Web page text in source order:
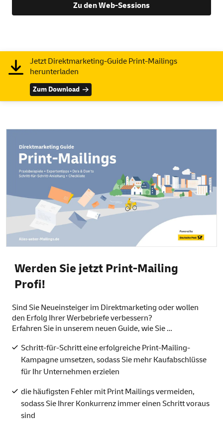
Zu den Web-Sessions
Jetzt Direktmarketing-Guide Print-Mailings
herunterladen
Zum Download
Werden Sie jetztPrint-Mailing
Profi!
Sind Sie Neueinsteiger im Direktmarketing oder wollen
den Erfolg Ihrer Werbebriefe verbessern?
Erfahren Sie in unserem neuen Guide, wie Sie …
Schritt-für-Schritt eine erfolgreiche Print-Mailing-
Kampagne umsetzen, sodass Sie mehr Kaufabschlüsse
für Ihr Unternehmen erzielen
die häufigsten Fehler mit Print Mailings vermeiden,
sodass Sie Ihrer Konkurrenz immer einen Schritt voraus
sind